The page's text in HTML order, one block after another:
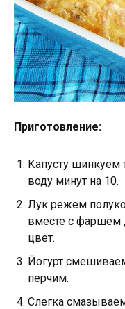
Приготовление:
Капусту шинкуем
воду минут на 10.
Лук режем
вместе с фаршем
цвет.
Йогурт
перчим.
Слегка